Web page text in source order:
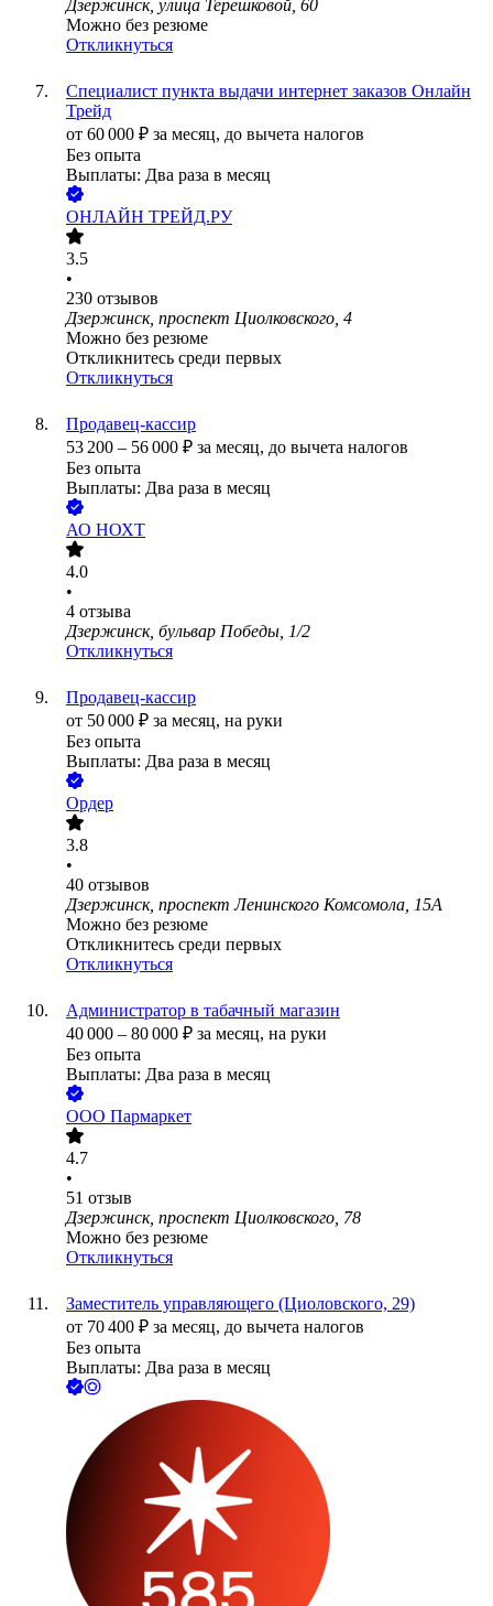
Дзержинск, улица Терешковой, 60
Можно без резюме
Откликнуться
Специалист пункта выдачи интернет заказов Онлайн
Трейд
от 60 000 ₽ за месяц, до вычета налогов
Без опыта
Выплаты: Два раза в месяц
ОНЛАЙН ТРЕЙД.РУ
3.5
•
230 отзывов
Дзержинск, проспект Циолковского, 4
Можно без резюме
Откликнитесь среди первых
Откликнуться
Продавец-кассир
53 200 – 56 000 ₽ за месяц, до вычета налогов
Без опыта
Выплаты: Два раза в месяц
АО НОХТ
4.0
•
4 отзыва
Дзержинск, бульвар Победы, 1/2
Откликнуться
Продавец-кассир
от 50 000 ₽ за месяц, на руки
Без опыта
Выплаты: Два раза в месяц
Ордер
3.8
•
40 отзывов
Дзержинск, проспект Ленинского Комсомола, 15А
Можно без резюме
Откликнитесь среди первых
Откликнуться
Администратор в табачный магазин
40 000 – 80 000 ₽ за месяц, на руки
Без опыта
Выплаты: Два раза в месяц
ООО Пармаркет
4.7
•
51 отзыв
Дзержинск, проспект Циолковского, 78
Можно без резюме
Откликнуться
Заместитель управляющего (Циоловского, 29)
от 70 400 ₽ за месяц, до вычета налогов
Без опыта
Выплаты: Два раза в месяц